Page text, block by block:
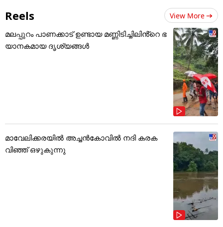
Reels View More
മലപ്പുറം പാണക്കാട് ഉണ്ടായ മണ്ണിടിച്ചിലിൻ്റെ ഭ
യാനകമായ ദൃശ്യങ്ങൾ
മാവേലിക്കരയിൽ അച്ചൻകോവിൽ നദി കരക
വിഞ്ഞ് ഒഴുകുന്നു